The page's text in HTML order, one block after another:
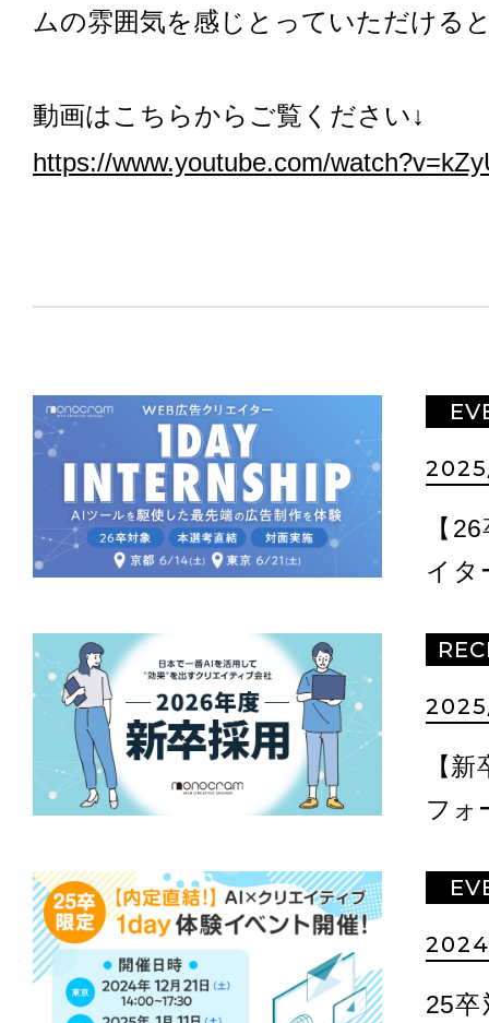
ムの雰囲気を感じとっていただける
動画はこちらからご覧ください↓
https://www.youtube.com/
【
イタ
【
フォ
25卒